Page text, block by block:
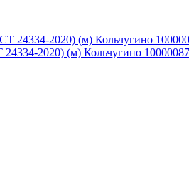
2020) (м) Кольчугино